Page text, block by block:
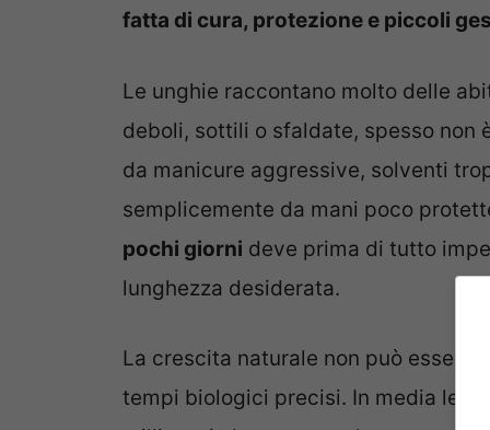
fatta di cura, protezione e piccoli
Le unghie raccontano molto delle
deboli, sottili o sfaldate, spesso non
da manicure aggressive, solventi
semplicemente da mani poco
pochi giorni deve prima di tutto
lunghezza desiderata.
La crescita naturale non può essere
tempi biologici precisi. In media le